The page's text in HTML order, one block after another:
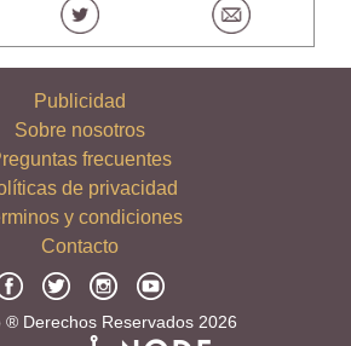
Publicidad
Sobre nosotros
frecuentes
de privacidad
y condiciones
Contacto
® Derechos Reservados 2026